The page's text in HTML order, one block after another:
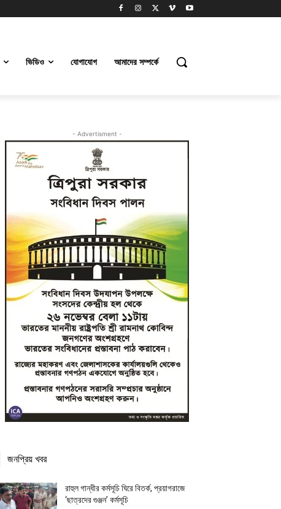
ভিডিও যোগাযোগ আমাদের সম্পর্কে
- Advertisment -
জনপ্রিয় খবর
রাহুল গান্ধীর কর্মসূচি ঘিরে বিতর্ক, প্রয়াগরাজে
‘ছাত্রদের গুঞ্জন’ কর্মসূচি